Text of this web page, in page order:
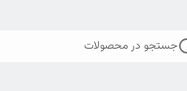
جستجو در محصولات